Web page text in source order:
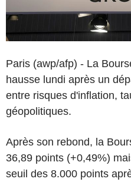
Paris (awp/afp) - La
hausse lundi après un
entre risques d'inflation,
géopolitiques.
Après son rebond, la
36,89 points (+0,49%)
seuil des 8.000 points